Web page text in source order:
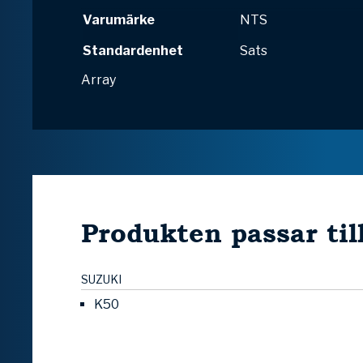
Varumärke
NTS
Standardenhet
Sats
Array
Produkten passar
SUZUKI
K50